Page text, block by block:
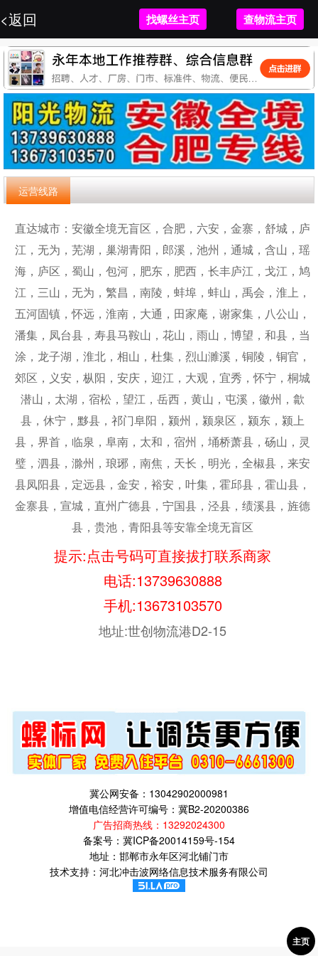
<返回 找螺丝主页 找物流主页
<返回 找螺丝主页 查物流主页
运营线路
直达城市： 安徽全境无盲区，合肥，六安，金寨，舒城，庐
江，无为，芜湖，巢湖青阳，郎溪，池州，通城，含山，瑶
海，庐区，蜀山，包河，肥东，肥西，长丰庐江，戈江，鸠
江，三山，无为，繁昌，南陵，蚌埠，蚌山，禹会，淮上，
五河固镇，怀远，淮南，大通，田家庵，谢家集，八公山，
潘集，凤台县，寿县马鞍山，花山，雨山，博望，和县，当
涂，龙子湖，淮北，相山，杜集，烈山濉溪，铜陵，铜官，
郊区，义安，枞阳，安庆，迎江，大观，宜秀，怀宁，桐城
潜山，太湖，宿松，望江，岳西，黄山，屯溪，徽州，歙
县，休宁，黟县，祁门阜阳，颍州，颍泉区，颍东，颍上
县，界首，临泉，阜南，太和，宿州，埇桥萧县，砀山，灵
璧，泗县，滁州，琅琊，南焦，天长，明光，全椒县，来安
县凤阳县，定远县，金安，裕安，叶集，霍邱县，霍山县，
金寨县，宣城，直州广德县，宁国县，泾县，绩溪县，旌德
县，贵池，青阳县等安靠全境无盲区
提示:点击号码可直接拔打联系商家
电话:13739630888
手机:13673103570
地址:世创物流港D2-15
冀公网安备：13042902000981
增值电信经营许可编号：冀B2-20200386
广告招商热线： 13292024300
备案号： 冀ICP备20014159号-154
地址：邯郸市永年区河北铺门市
技术支持：河北冲击波网络信息技术服务有限公司
主页